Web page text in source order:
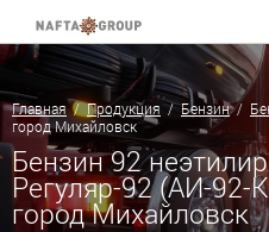
Главная/Продукция/Бензин/
город Михайловск
Бензин 92
Регуляр-92 (АИ-92-
город Михайловск